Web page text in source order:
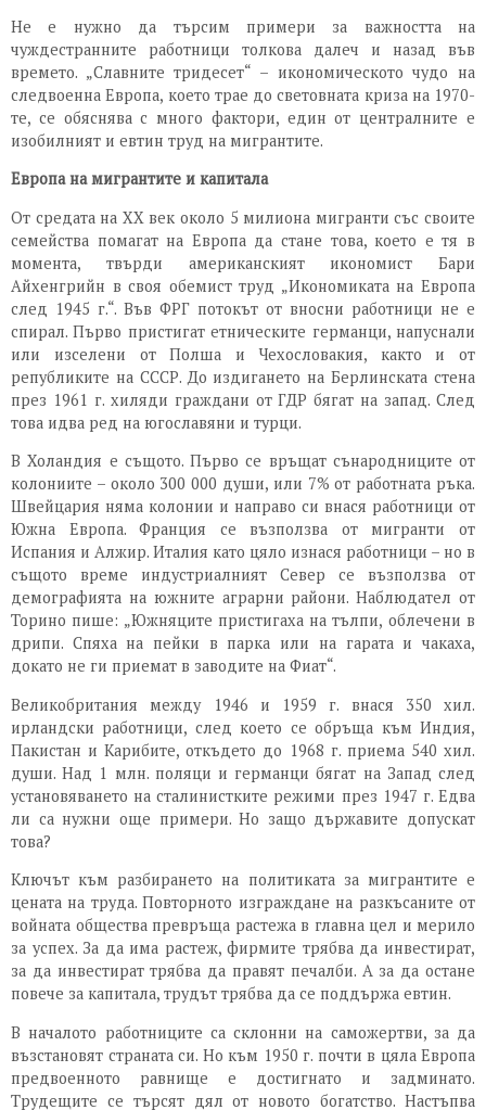
Не е нужно да търсим примери за важността на
чуждестранните работници толкова далеч и назад във
времето. „Славните тридесет“ – икономическото чудо на
следвоенна Европа, което трае до световната криза на 1970-
те, се обяснява с много фактори, един от централните е
изобилният и евтин труд на мигрантите.
Европа на мигрантите и капитала
От средата на XX век около 5 милиона мигранти със своите
семейства помагат на Европа да стане това, което е тя в
момента, твърди американският икономист Бари
Айхенгрийн в своя обемист труд „Икономиката на Европа
след 1945 г.“. Във ФРГ потокът от вносни работници не е
спирал. Първо пристигат етническите германци, напуснали
или изселени от Полша и Чехословакия, както и от
републиките на СССР. До издигането на Берлинската стена
през 1961 г. хиляди граждани от ГДР бягат на запад. След
това идва ред на югославяни и турци.
В Холандия е същото. Първо се връщат сънародниците от
колониите – около 300 000 души, или 7% от работната ръка.
Швейцария няма колонии и направо си внася работници от
Южна Европа. Франция се възползва от мигранти от
Испания и Алжир. Италия като цяло изнася работници – но в
същото време индустриалният Север се възползва от
демографията на южните аграрни райони. Наблюдател от
Торино пише: „Южняците пристигаха на тълпи, облечени в
дрипи. Спяха на пейки в парка или на гарата и чакаха,
докато не ги приемат в заводите на Фиат“.
Великобритания между 1946 и 1959 г. внася 350 хил.
ирландски работници, след което се обръща към Индия,
Пакистан и Карибите, откъдето до 1968 г. приема 540 хил.
души. Над 1 млн. поляци и германци бягат на Запад след
установяването на сталинистките режими през 1947 г. Едва
ли са нужни още примери. Но защо държавите допускат
това?
Ключът към разбирането на политиката за мигрантите е
цената на труда. Повторното изграждане на разкъсаните от
войната общества превръща растежа в главна цел и мерило
за успех. За да има растеж, фирмите трябва да инвестират,
за да инвестират трябва да правят печалби. А за да остане
повече за капитала, трудът трябва да се поддържа евтин.
В началото работниците са склонни на саможертви, за да
възстановят страната си. Но към 1950 г. почти в цяла Европа
предвоенното равнище е достигнато и задминато.
Трудещите се търсят дял от новото богатство. Настъпва